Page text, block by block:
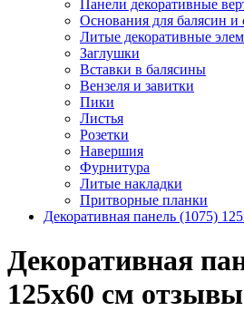
Панели декоративные
Основания для балясин и
Литые декоративные
Заглушки
Вставки в балясины
Вензеля и завитки
Пики
Листья
Розетки
Навершия
Фурнитура
Литые накладки
Притворные планки
Декоративная панель (1075)
Декоративная
125x60 cм отзывы